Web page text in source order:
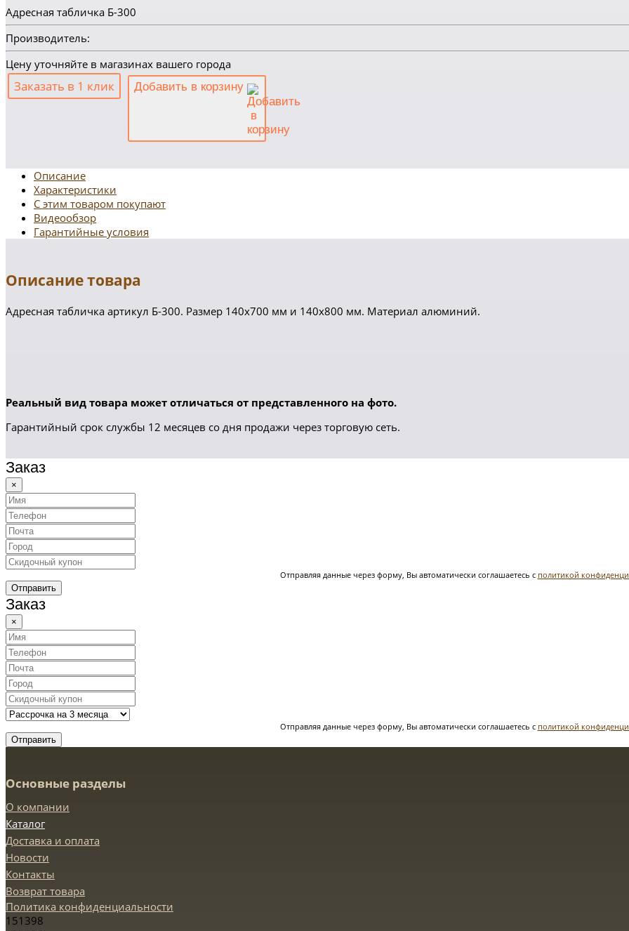
Адресная табличка Б-300
Производитель:
Цену уточняйте в магазинах вашего города
Заказать в 1 клик Добавить в корзину
Описание
Характеристики
С этим товаром покупают
Видеообзор
Гарантийные условия
Описание товара
Адресная табличка артикул Б-300. Размер 140х700 мм и 140х800 мм. Материал алюминий.
Реальный вид товара может отличаться от представленного на фото.
Гарантийный срок службы 12 месяцев со дня продажи через торговую сеть.
Заказ
×
Отправляя данные через форму, Вы автоматически соглашаетесь с политикой
Отправить
Заказ
×
Отправляя данные через форму, Вы автоматически соглашаетесь с политикой
Отправить
Основные разделы
О компании
Каталог
Доставка и оплата
Новости
Контакты
Возврат товара
Политика конфиденциальности
151398